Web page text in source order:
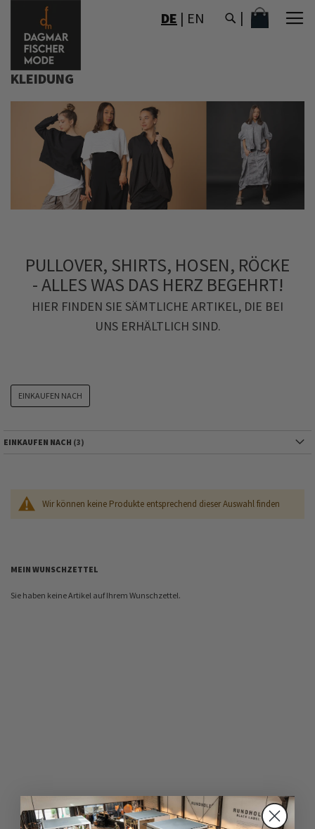
ZUM
DE | EN MEIN
KLEIDUNG
PULLOVER, SHIRTS, HOSEN, RÖCKE
- ALLES WAS DAS HERZ BEGEHRT!
HIER FINDEN SIE SÄMTLICHE ARTIKEL, DIE BEI
UNS ERHÄLTLICH SIND.
Wir können keine Produkte entsprechend dieser Auswahl finden
EINKAUFEN NACH
EINKAUFEN NACH
MEIN WUNSCHZETTEL
Sie haben keine Artikel auf Ihrem Wunschzettel.